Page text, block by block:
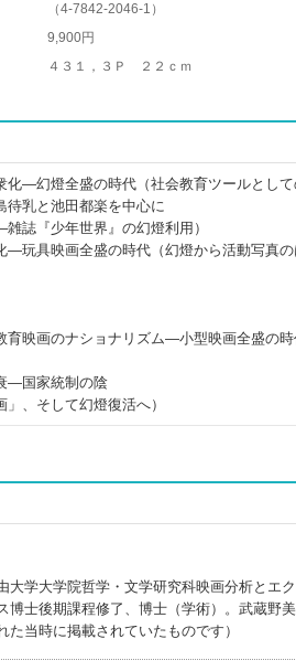
（4-7842-2046-1 ）
9,900円
４３１，３Ｐ ２２ｃｍ
―幻燈全盛の時代（社会教育ツールとし
乳と池田都楽を中心に
誌『少年世界』の幻燈利用）
玩具映画全盛の時代（幻燈から活動写真
映画のナショナリズム―小型映画全盛の時
―国家統制の陰
」、そして幻燈復活へ）
学大学院哲学・文学研究科映画分析とエ
士後期課程修了、博士（学術）。武蔵野
当時に掲載されていたものです）